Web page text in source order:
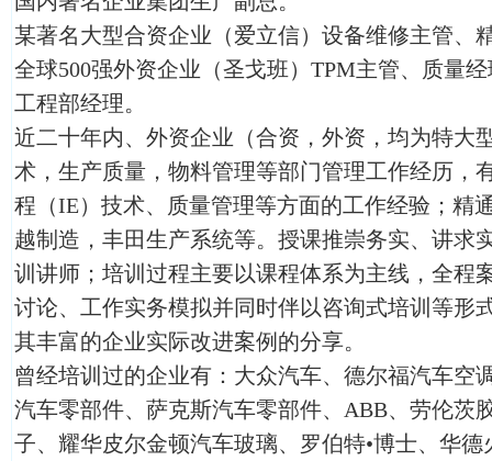
某著名大型合资企业（爱立信）设备维修主管、
全球500强外资企业（圣戈班）TPM主管、质量
工程部经理。
近二十年内、外资企业（合资，外资，均为特大
术，生产质量，物料管理等部门管理工作经历，
程（IE）技术、质量管理等方面的工作经验；精
越制造，丰田生产系统等。授课推崇务实、讲求
训讲师；培训过程主要以课程体系为主线，全程
讨论、工作实务模拟并同时伴以咨询式培训等形
其丰富的企业实际改进案例的分享。
曾经培训过的企业有：大众汽车、德尔福汽车空
汽车零部件、萨克斯汽车零部件、ABB、劳伦茨
子、耀华皮尔金顿汽车玻璃、罗伯特•博士、华